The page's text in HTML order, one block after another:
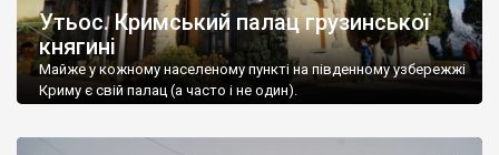
Утьос. Кримський палац грузинської
княгині
Майже у кожному населеному пункті на південному узбережжі
Криму є свій палац (а часто і не один).